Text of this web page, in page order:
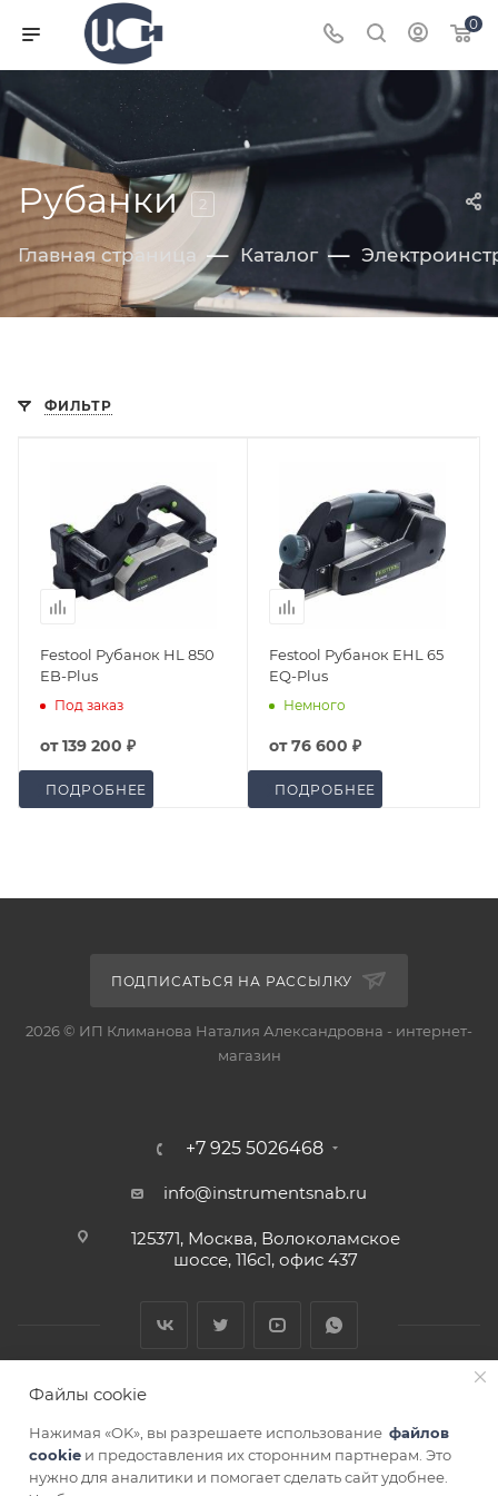
0
Рубанки 2
Главная страница — Каталог —
ФИЛЬТР
Festool Рубанок HL 850
EB-Plus
Под заказ
от139 200 ₽
ПОДРОБНЕЕ
Festool Рубанок EHL 65
EQ-Plus
Немного
от76 600 ₽
ПОДРОБНЕЕ
ПОДПИСАТЬСЯ НА РАССЫЛКУ
2026 © ИП Климанова Наталия Александровна - интернет-
магазин
+7 925 5026468
info@instrumentsnab.ru
125371, Москва, Волоколамское
шоссе, 116с1, офис 437
Файлы cookie
Нажимая «OK», вы разрешаете использование файлов
cookie и предоставления их сторонним партнерам. Это
нужно для аналитики и помогает сделать сайт удобнее.